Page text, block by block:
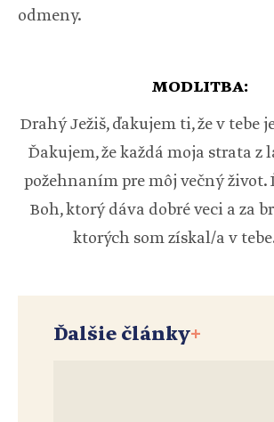
odmeny.
MODLITBA:
Drahý Ježiš, ďakujem ti, že v tebe
Ďakujem, že každá moja strata z
požehnaním pre môj večný život.
Boh, ktorý dáva dobré veci a za
ktorých som získal/a v
Ďalšie články+